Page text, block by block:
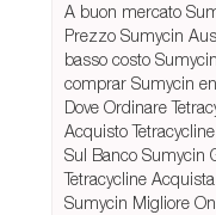
A buon mercato
Prezzo Sumycin
basso costo
comprar Sumycin
Dove Ordinare
Acquisto
Sul Banco Sumycin
Tetracycline
Sumycin Migliore